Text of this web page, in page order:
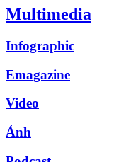
Multimedia
Infographic
Emagazine
Video
Ảnh